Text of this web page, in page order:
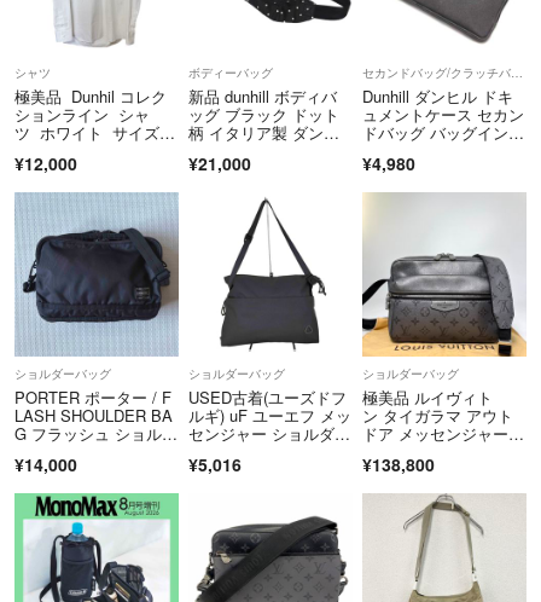
シャツ
極美品 Dunhil コレク
ションライン シャ
ツ ホワイト サイズO
¥12,000
ボディーバッグ
新品 dunhill ボディバ
ッグ ブラック ドット
柄 イタリア製 ダンヒ
19/LUL20/
¥21,000
セカンドバッグ/クラッチバッグ
Dunhill ダンヒル ドキ
ュメントケース セカン
ドバッグ バッグインバ
4収納可 グレー ブラッ
ク
¥4,980
ショルダーバッグ
PORTER ポーター / F
LASH SHOULDER BA
G フラッシュ ショルダ
¥14,000
ショルダーバッグ
USED古着(ユーズドフ
ルギ) uF ユーエフ メッ
センジャー ショルダー
¥5,016
ショルダーバッグ
極美品 ルイヴィト
ン タイガラマ アウト
ドア メッセンジャー P
バッグ メンズ モノグ
ラム
¥138,800